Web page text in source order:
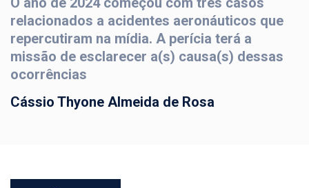
relacionados a acidentes aeronáuticos que
repercutiram na mídia. A perícia terá a
missão de esclarecer a(s) causa(s) dessas
ocorrências
Cássio Thyone Almeida de Rosa